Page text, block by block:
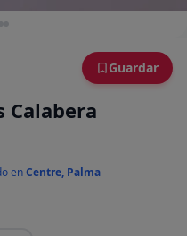
Guardar
Calabera
enCentre, Palma